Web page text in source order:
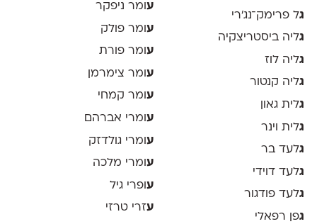
גל פרימק־נג׳רי
גליה ביסטריצקיה
גליה לוז
גליה קנטור
גלית גאון
גלית וינר
גלעד בר
גלעד דוידי
גלעד פודגור
גפן רפאלי
ע ומר ניפקר
ע ומר פולק
עומר פורת
ע ומר צימרמן
עומר קמחי
ע ומרי אברהם
ע ומרי גולדזק
עומרי מלכה
ע ופרי גיל
עזרי טרזי